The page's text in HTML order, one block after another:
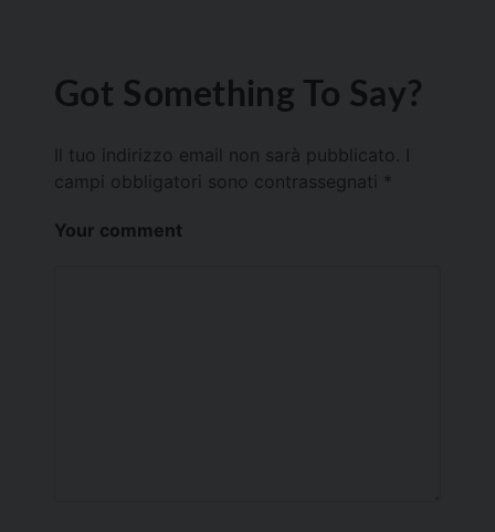
Got Something To Say?
Il tuo indirizzo email non sarà pubblicato.
campi obbligatori sono contrassegnati *
Your comment